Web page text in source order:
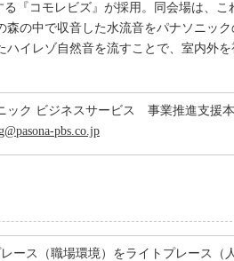
る『コモレビズ』が採用。同会場は、
森の中で収音した水流音をパナソニッ
ハイレゾ自然音を流すことで、室内外
ック ビジネスサービス 事業推進支援
pbs.co.jp
ース（職場環境）をライトプレース